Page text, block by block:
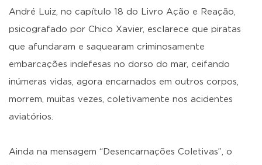
André Luiz, no capítulo 18 do Livro Ação e Reação,
psicografado por Chico Xavier, esclarece que piratas
que afundaram e saquearam criminosamente
embarcações indefesas no dorso do mar, ceifando
inúmeras vidas, agora encarnados em outros corpos,
morrem, muitas vezes, coletivamente nos acidentes
aviatórios.
Ainda na mensagem “Desencarnações Coletivas”, o